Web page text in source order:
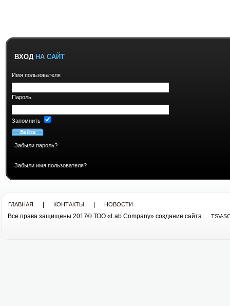
ВХОД НА САЙТ
Имя пользователя
Пароль
Запомнить
Забыли пароль?
Забыли имя пользователя?
ГЛАВНАЯ КОНТАКТЫ НОВОСТИ
Все права защищены 2017© ТОО «Lab Company» cоздание сайта TSV-